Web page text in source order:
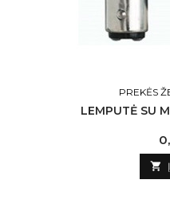
PREKĖS
LEMPUTĖ SU
